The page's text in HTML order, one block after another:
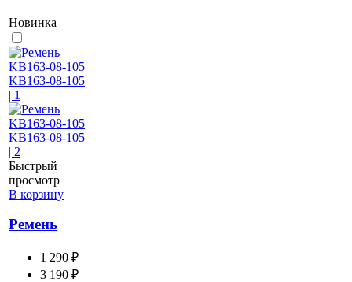
Новинка
Быстрый
просмотр
В корзину
Ремень
1 290 ₽
3 190 ₽